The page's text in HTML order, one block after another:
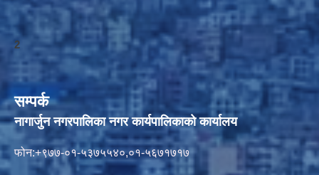
2
सम्पर्क
नागार्जुन नगरपालिका नगर कार्यपालिकाको कार्यालय
फोन:+९७७-०१-५३७५५४०,०१-५६७१७१७